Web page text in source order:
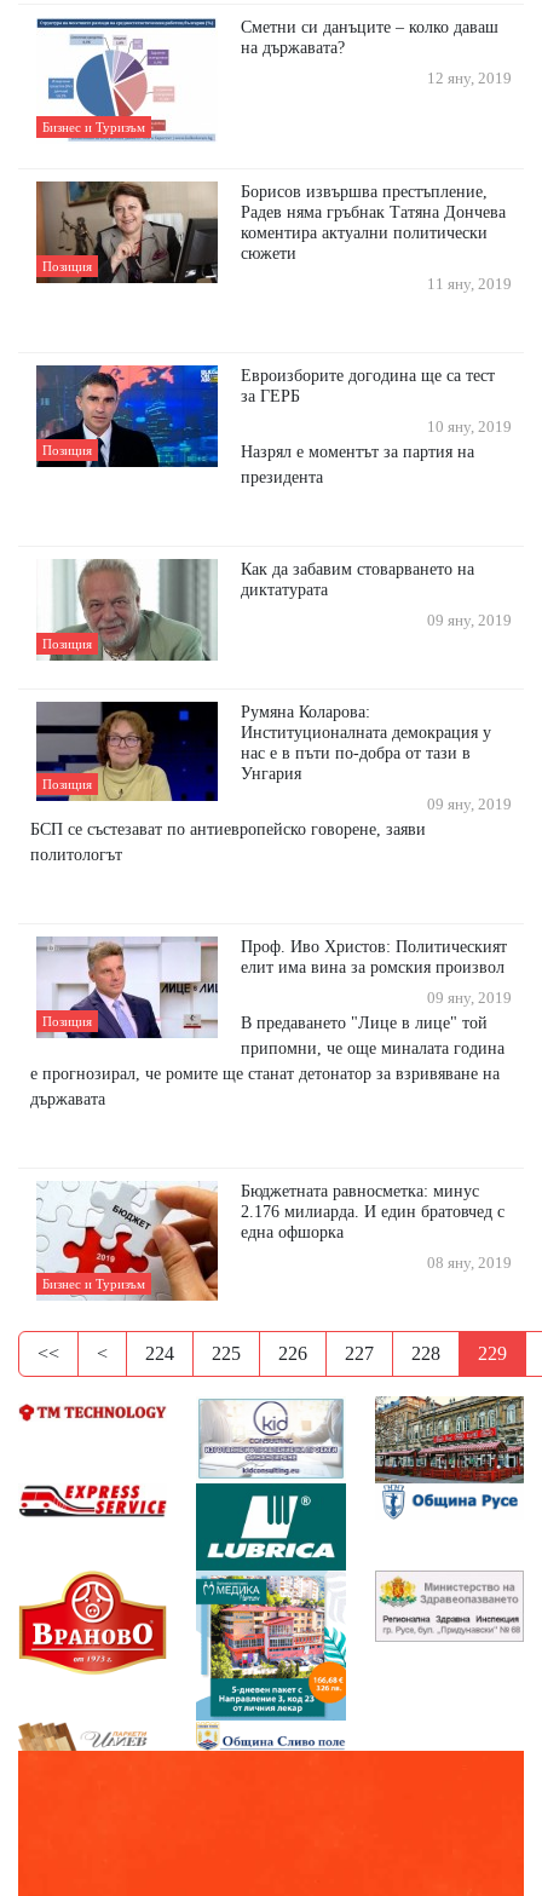
Бизнес и Туризъм
Сметни си данъците – колко даваш
на държавата?
12 яну, 2019
Позиция
Борисов извършва престъпление,
Радев няма гръбнак Татяна Дончева
коментира актуални политически
сюжети
11 яну, 2019
Позиция
Евроизборите догодина ще са тест
за ГЕРБ
10 яну, 2019
Назрял е моментът за партия на
президента
Позиция
Как да забавим стоварването на
диктатурата
09 яну, 2019
Позиция
Румяна Коларова:
Институционалната демокрация у
нас е в пъти по-добра от тази в
Унгария
09 яну, 2019
БСП се състезават по антиевропейско говорене, заяви
политологът
Позиция
Проф. Иво Христов: Политическият
елит има вина за ромския произвол
09 яну, 2019
В предаването "Лице в лице" той
припомни, че още миналата година
е прогнозирал, че ромите ще станат детонатор за взривяване на
държавата
Бизнес и Туризъм
Бюджетната равносметка: минус
2.176 милиарда. И един братовчед с
една офшорка
08 яну, 2019
<< < 224 225 226 227 228 229